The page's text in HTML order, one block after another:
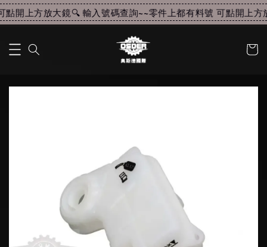
開上方放大鏡🔍 輸入號碼查詢~~零件上都有料號 可點開上方